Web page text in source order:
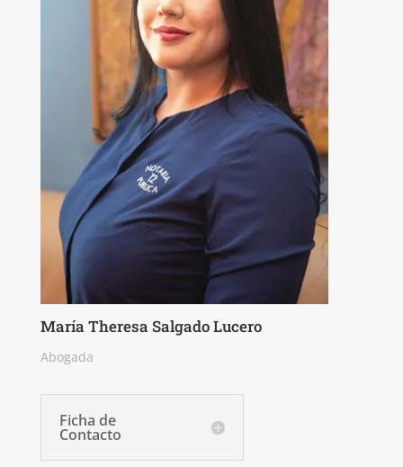
María Theresa Salgado Lucero
Abogada
Ficha de
Contacto